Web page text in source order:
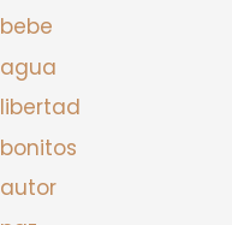
bebe
agua
libertad
bonitos
autor